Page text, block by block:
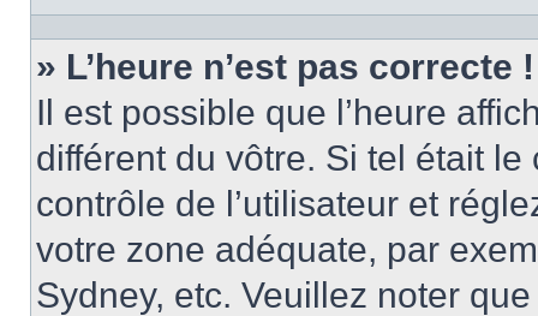
» L’heure n’est pas correcte !
Il est possible que l’heure
différent du vôtre. Si tel était
contrôle de l’utilisateur et
votre zone adéquate, par
Sydney, etc. Veuillez noter